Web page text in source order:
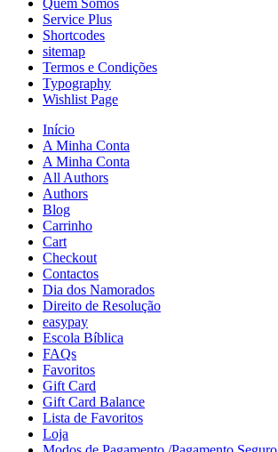
Quem Somos
Service Plus
Shortcodes
sitemap
Termos e Condições
Typography
Wishlist Page
Início
A Minha Conta
A Minha Conta
All Authors
Authors
Blog
Carrinho
Cart
Checkout
Contactos
Dia dos Namorados
Direito de Resolução
easypay
Escola Bíblica
FAQs
Favoritos
Gift Card
Gift Card Balance
Lista de Favoritos
Loja